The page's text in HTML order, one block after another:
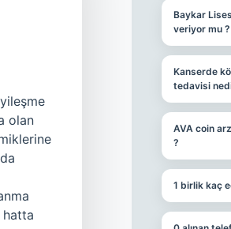
olan
hatta
Baykar
veriyor mu ?
Kanserde
tedavisi
AVA coin
?
1 birlik kaç